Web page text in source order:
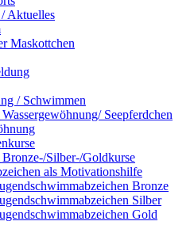
Aktuelles
Maskottchen
/ Schwimmen
Seepferdchen
Silber-/Goldkurse
als Motivationshilfe
Bronze
Silber
Gold